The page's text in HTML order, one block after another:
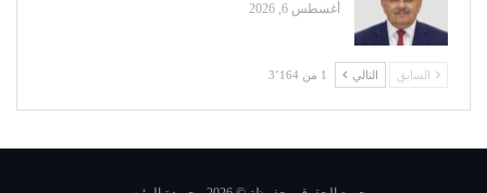
أغسطس 6, 2026
السابق التالي 1 من 3٬164